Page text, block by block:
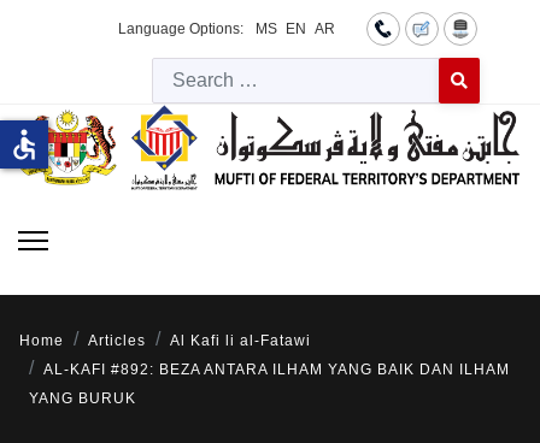
Language Options: MS EN AR
Type 2 or
Home Articles
Al Kafi li al-Fatawi
AL-KAFI #892: BEZA ANTARA ILHAM YANG BAIK DAN ILHAM
YANG BURUK
accessible